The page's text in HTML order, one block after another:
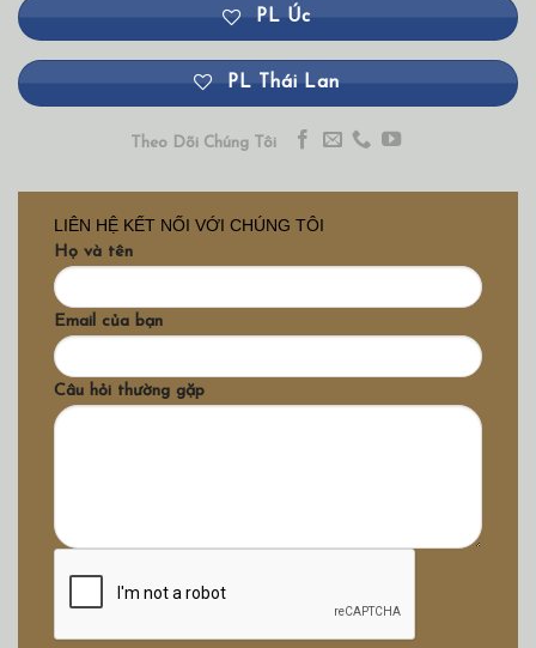
PL Úc
PL Thái Lan
Theo Dõi Chúng Tôi
LIÊN HỆ KẾT NỐI VỚI CHÚNG TÔI
Họ và tên
Email của bạn
Câu hỏi thường gặp